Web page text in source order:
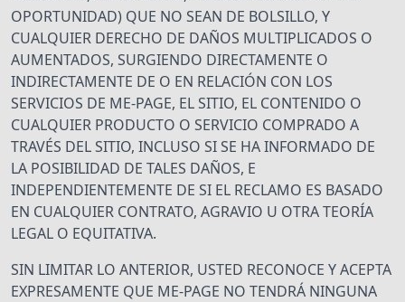
OPORTUNIDAD) QUE NO SEAN DE BOLSILLO, Y
CUALQUIER DERECHO DE DAÑOS MULTIPLICADOS O
AUMENTADOS, SURGIENDO DIRECTAMENTE O
INDIRECTAMENTE DE O EN RELACIÓN CON LOS
SERVICIOS DE ME-PAGE, EL SITIO, EL CONTENIDO O
CUALQUIER PRODUCTO O SERVICIO COMPRADO A
TRAVÉS DEL SITIO, INCLUSO SI SE HA INFORMADO DE
LA POSIBILIDAD DE TALES DAÑOS, E
INDEPENDIENTEMENTE DE SI EL RECLAMO ES BASADO
EN CUALQUIER CONTRATO, AGRAVIO U OTRA TEORÍA
LEGAL O EQUITATIVA.
SIN LIMITAR LO ANTERIOR, USTED RECONOCE Y ACEPTA
EXPRESAMENTE QUE ME-PAGE NO TENDRÁ NINGUNA